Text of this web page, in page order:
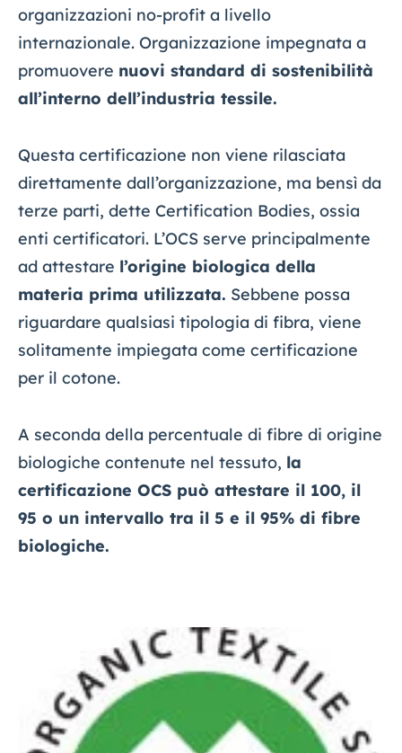
organizzazioni no-profit a livello
internazionale. Organizzazione impegnata a
promuovere nuovi standard di sostenibilità
all’interno dell’industria tessile.
Questa certificazione non viene rilasciata
direttamente dall’organizzazione, ma bensì da
terze parti, dette Certification Bodies, ossia
enti certificatori. L’OCS serve principalmente
ad attestare l’origine biologica della
materia prima utilizzata. Sebbene possa
riguardare qualsiasi tipologia di fibra, viene
solitamente impiegata come certificazione
per il cotone.
A seconda della percentuale di fibre di origine
biologiche contenute nel tessuto, la
certificazione OCS può attestare il 100, il
95 o un intervallo tra il 5 e il 95% di fibre
biologiche.